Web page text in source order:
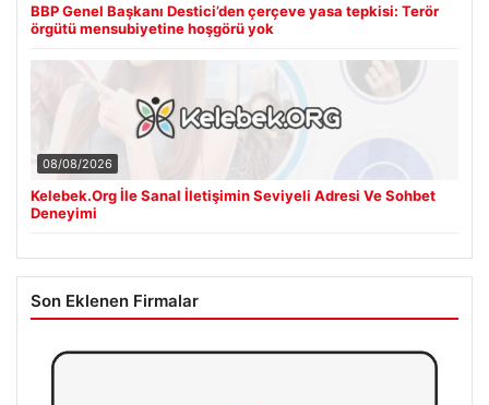
BBP Genel Başkanı Destici’den çerçeve yasa tepkisi: Terör
örgütü mensubiyetine hoşgörü yok
08/08/2026
Kelebek.Org İle Sanal İletişimin Seviyeli Adresi Ve Sohbet
Deneyimi
Son Eklenen Firmalar